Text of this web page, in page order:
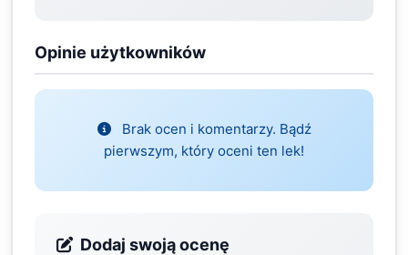
Opinie użytkowników
Brak ocen i komentarzy. Bądź
pierwszym, który oceni ten lek!
Dodaj swoją ocenę